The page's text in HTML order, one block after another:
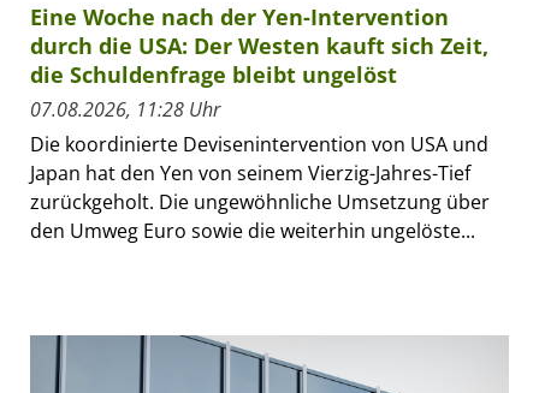
Eine Woche nach der Yen-Intervention
durch die USA: Der Westen kauft sich Zeit,
die Schuldenfrage bleibt ungelöst
07.08.2026, 11:28 Uhr
Die koordinierte Devisenintervention von USA und
Japan hat den Yen von seinem Vierzig-Jahres-Tief
zurückgeholt. Die ungewöhnliche Umsetzung über
den Umweg Euro sowie die weiterhin ungelöste...